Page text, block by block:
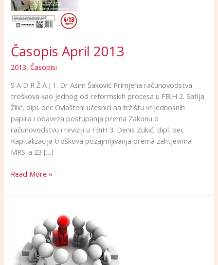
Časopis April 2013
2013, Časopisi
S A D R Ž A J 1. Dr Asim Šaković Primjena računovodstva
troškova kao jednog od reformskih procesa u FBiH 2. Safija
Žilić, dipl. oec Ovlašteni učesnici na tržištu vrijednosnih
papira i obaveza postupanja prema Zakonu o
računovodstvu i reviziji u FBiH 3. Denis Zukić, dipl. oec
Kapitalizacija troškova pozajmljivanja prema zahtjevima
MRS-a 23 […]
Read More »
PRAKTIČNA
PRIMJENA
POREZNIH